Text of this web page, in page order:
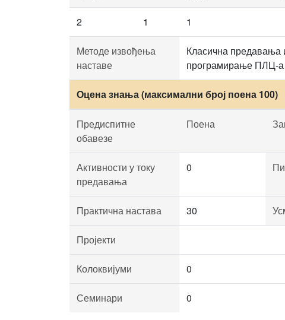
2 1 1
Методе извођења
наставе
Класична предавања
програмирање ПЛЦ-а
Оцена знања (максимални број поена 100)
Предиспитне
обавезе
Поена
Активности у току
предавања
0
Практична настава 30
Пројекти
Колоквијуми 0
Семинари 0